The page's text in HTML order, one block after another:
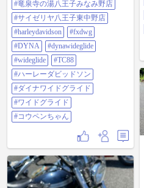
ンちゃん
#竜泉寺の湯八王子みなみ野店
#サイゼリヤ八王子東中野店
#harleydavidson
#fxdwg
#DYNA
#dynawideglide
#wideglide
#TC88
#ハーレーダビッドソン
#ダイナワイドグライド
#ワイドグライド
#コウペンちゃん